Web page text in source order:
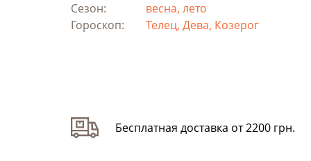
Сезон:
весна, лето
Гороскоп:
Телец, Дева, Козерог
Бесплатная доставка от 2200 грн.